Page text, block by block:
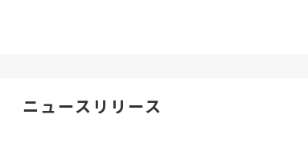
ニュースリリース